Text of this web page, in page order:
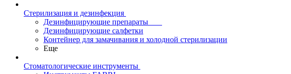
Стерилизация и дезинфекция
Дезинфицирующие препараты
Дезинфицирующие салфетки
Контейнер для замачивания и холодной стерилизации
Еще
Стоматологические инструменты